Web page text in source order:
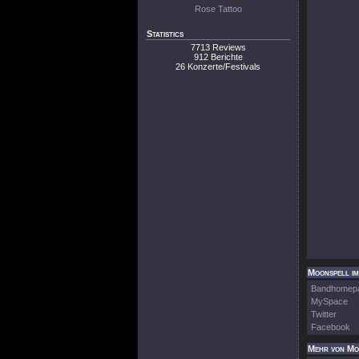
Rose Tattoo
Statistics
7713 Reviews
912 Berichte
26 Konzerte/Festivals
Moonspell
MySpace
Twitter
Facebook
Mehr von